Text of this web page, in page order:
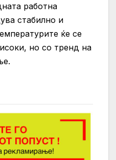
работна
стабилно и
ќе се
но со тренд на